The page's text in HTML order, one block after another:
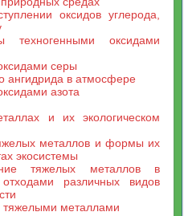
оксидов углерода,
техногенными оксидами
серы
ангидрида в атмосфере
азота
и их экологическом
металлов и формы их
экосистемы
тяжелых металлов в
различных видов
тяжелыми металлами